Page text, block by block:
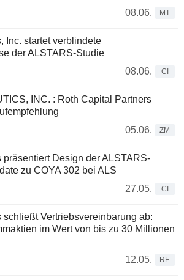
08.06.
MT
Inc. startet verblindete
der ALSTARS-Studie
08.06.
CI
INC. : Roth Capital Partners
05.06.
ZM
Design der ALSTARS-
zu COYA 302 bei ALS
27.05.
CI
Vertriebsvereinbarung ab:
im Wert von bis zu 30 Millionen
12.05.
RE